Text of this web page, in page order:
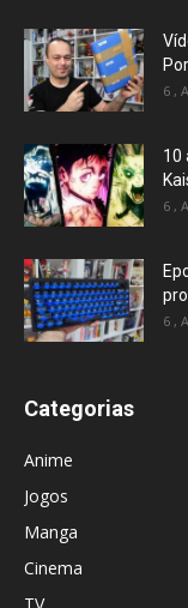
6 ,
10
6 ,
6 ,
Categorias
Anime
Jogos
Manga
Cinema